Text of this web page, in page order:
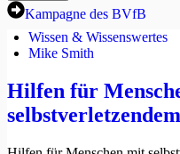
Kampagne des BVfB
Wissen & Wissenswertes
Mike Smith
Hilfen für